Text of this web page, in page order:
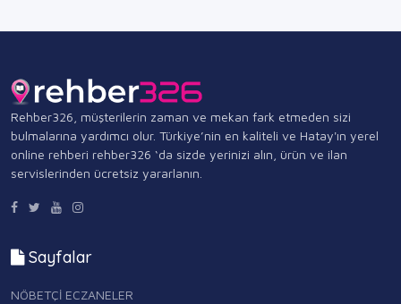
Rehber326, müşterilerin zaman ve mekan fark etmeden sizi
bulmalarına yardımcı olur. Türkiye’nin en kaliteli ve Hatay'ın yerel
online rehberi rehber326 ‘da sizde yerinizi alın, ürün ve ilan
servislerinden ücretsiz yararlanın.
Sayfalar
NÖBETÇİ ECZANELER